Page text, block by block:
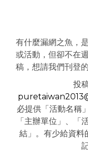
有什麼漏網之魚，
或活動，但卻不在
稿，想請我們刊登
投
必提供「活動名稱
「主辦單位」、「
結」。有少給資